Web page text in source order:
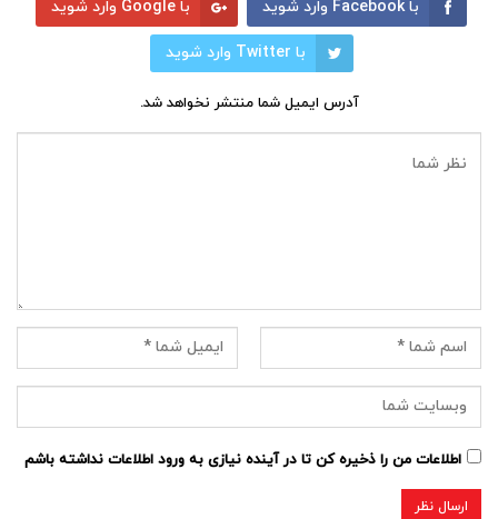
با Facebook وارد شوید با Google وارد شوید
با Twitter وارد شوید
آدرس ایمیل شما منتشر نخواهد شد.
اطلاعات من را ذخیره کن تا در آینده نیازی به ورود اطلاعات نداشته باشم